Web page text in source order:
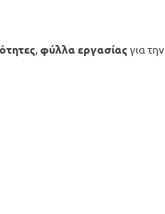
,φύλλα εργασίαςγια την